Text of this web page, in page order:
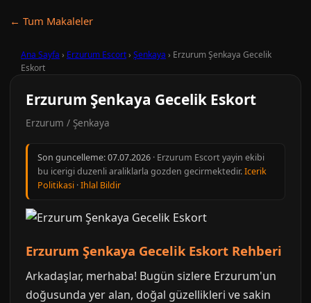
← Tum Makaleler
Ana Sayfa › Erzurum Escort› Şenkaya › Erzurum Şenkaya Gecelik
Eskort
Erzurum Şenkaya Gecelik Eskort
Erzurum / Şenkaya
Son guncelleme:07.07.2026 · Erzurum Escort yayin ekibi
bu icerigi duzenli araliklarla gozden gecirmektedir.Icerik
Politikasi ·Ihlal Bildir
Erzurum Şenkaya Gecelik Eskort Rehberi
Arkadaşlar, merhaba! Bugün sizlere Erzurum'un
doğusunda yer alan, doğal güzellikleri ve sakin